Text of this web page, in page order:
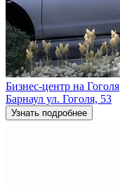
Бизнес-центр на Гоголя
Барнаул ул. Гоголя, 53
Узнать подробнее